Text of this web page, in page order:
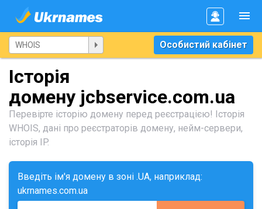
Особистий кабінет
Історія
домену jcbservice.com.ua
Перевірте історію домену перед реєстрацією! Історія
WHOIS, дані про реєстраторів домену, нейм-сервери,
історія IP.
Введіть ім'я домену в зоні .UA, наприклад:
ukrnames.com.ua